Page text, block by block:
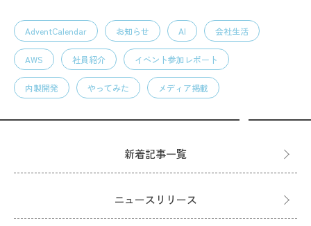
AdventCalendar お知らせ AI 会社生活
AWS 社員紹介 イベント参加レポート
内製開発 やってみた メディア掲載
新着記事一覧
ニュースリリース